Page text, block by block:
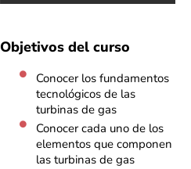
Objetivos del curso
Conocer los fundamentos
tecnológicos de las
turbinas de gas
Conocer cada uno de los
elementos que componen
las turbinas de gas